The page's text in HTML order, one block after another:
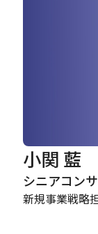
サイト内検索
小関 藍
シニアコン
新規事業戦略